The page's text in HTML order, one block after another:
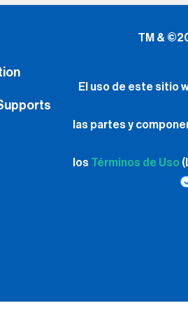
TM &
El uso de este sitio
las partes y
los Términos de Uso